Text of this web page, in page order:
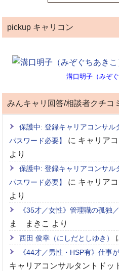
pickup キャリコン
溝口明子（みぞ
みんキャリ回答/相談者クチコ
保護中: 登録キャリアコンサ
パスワード必要】
に キャリア
より
保護中: 登録キャリアコンサ
パスワード必要】
に キャリア
より
《35才／女性》管理職の孤独
ま まきこ より
西田 俊幸（にしだとしゆき）
《44才／男性・HSP有》仕事
キャリアコンサルタントドッ